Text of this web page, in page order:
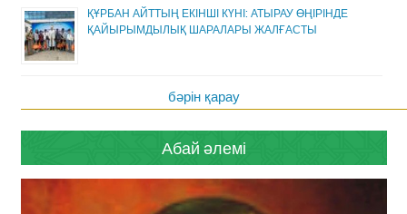
ҚҰРБАН АЙТТЫҢ ЕКІНШІ КҮНІ: АТЫРАУ ӨҢІРІНДЕ
ҚАЙЫРЫМДЫЛЫҚ ШАРАЛАРЫ ЖАЛҒАСТЫ
бәрін қарау
Абай әлемі